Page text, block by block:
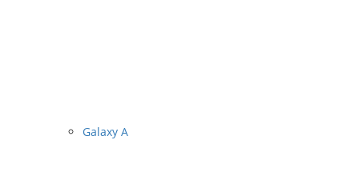
Galaxy A